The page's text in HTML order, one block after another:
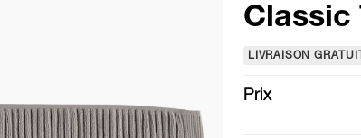
Classic
LIVRAISON
Prix